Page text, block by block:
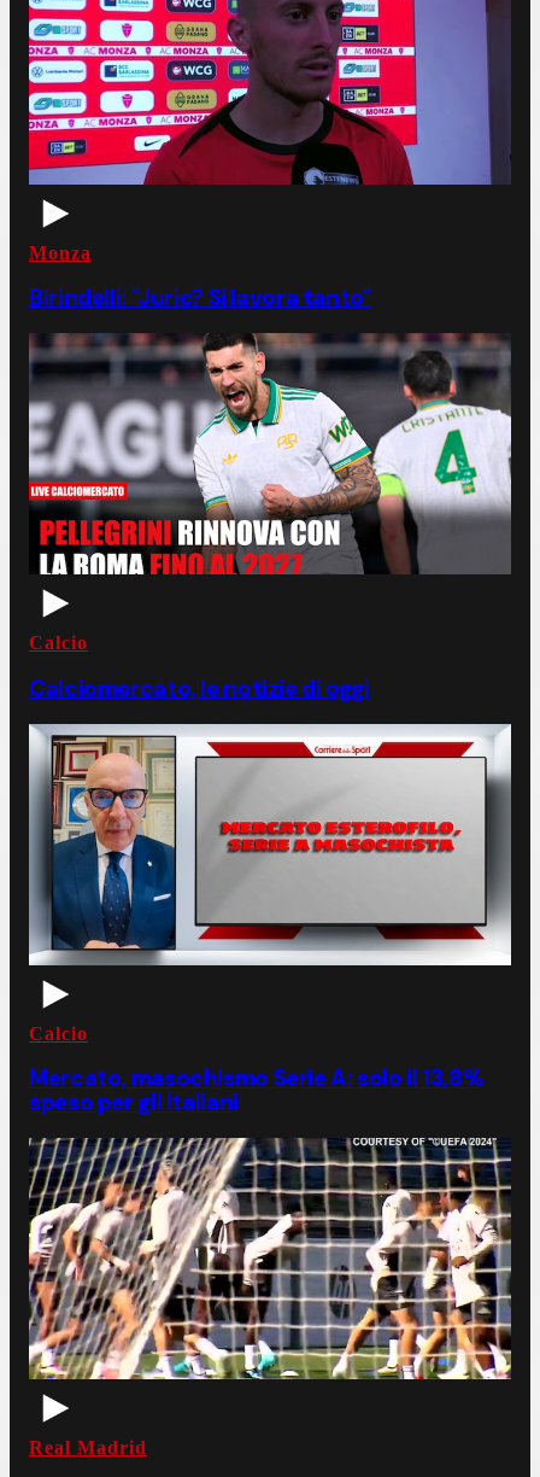
Monza
Birindelli: "Juric? Si lavora tanto"
Calcio
Calciomercato, le notizie di oggi
Calcio
Mercato, masochismo Serie A: solo il 13,8%
speso per gli italiani
Real Madrid